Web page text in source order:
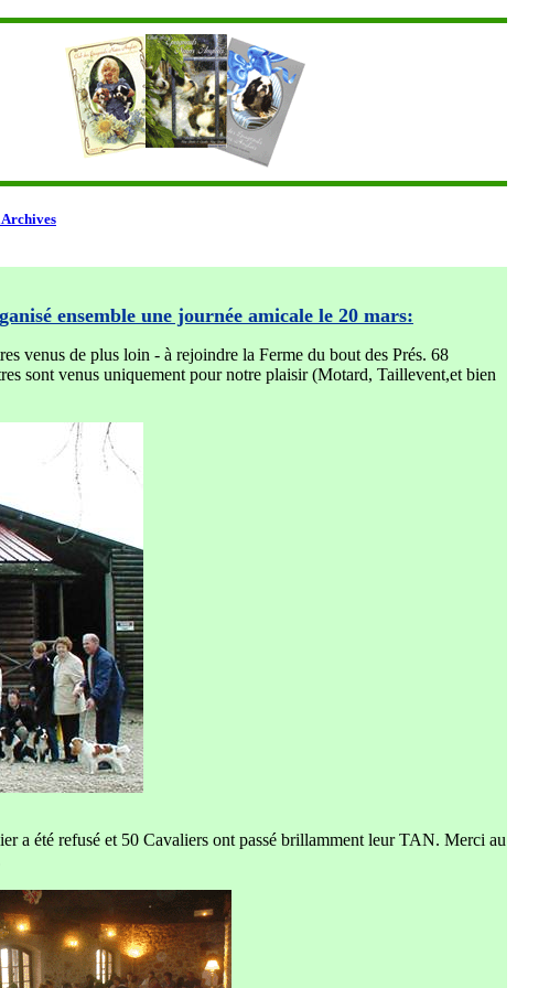
ensemble une journée amicale le 20 mars:
venus de plus loin - à rejoindre la Ferme du bout des Prés. 68
sont venus uniquement pour notre plaisir (Motard, Taillevent,et bien
a été refusé et 50 Cavaliers ont passé brillamment leur TAN. Merci au